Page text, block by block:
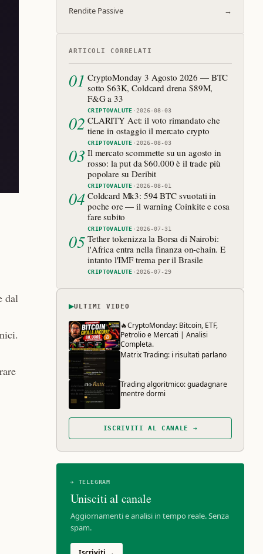
dal
Rendite Passive →
ARTICOLI CORRELATI
01 CryptoMonday 3 Agosto 2026 — BTC
sotto $63K, Coldcard drena $89M,
F&G a 33
CRIPTOVALUTE ·2026-08-03
02 CLARITY Act: il voto rimandato che
tiene in ostaggio il mercato crypto
CRIPTOVALUTE ·2026-08-03
03 Il mercato scommette su un agosto in
rosso: la put da $60.000 è il trade più
popolare su Deribit
CRIPTOVALUTE ·2026-08-01
04 Coldcard Mk3: 594 BTC svuotati in
poche ore — il warning Coinkite e cosa
fare subito
CRIPTOVALUTE ·2026-07-31
05 Tether tokenizza la Borsa di Nairobi:
l'Africa entra nella finanza on-chain. E
intanto l'IMF trema per il Brasile
CRIPTOVALUTE ·2026-07-29
▶ULTIMI VIDEO
🔥CryptoMonday: Bitcoin, ETF,
Petrolio e Mercati | Analisi
Completa.
Matrix Trading: i risultati parlano
Trading algoritmico: guadagnare
mentre dormi
ISCRIVITI AL CANALE →
✈ TELEGRAM
Unisciti al canale
Aggiornamenti e analisi in tempo reale. Senza
spam.